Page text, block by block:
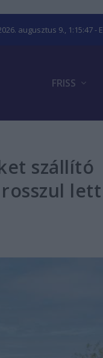
augusztus 9., 1:15:47-
FRISS
szállító
lett